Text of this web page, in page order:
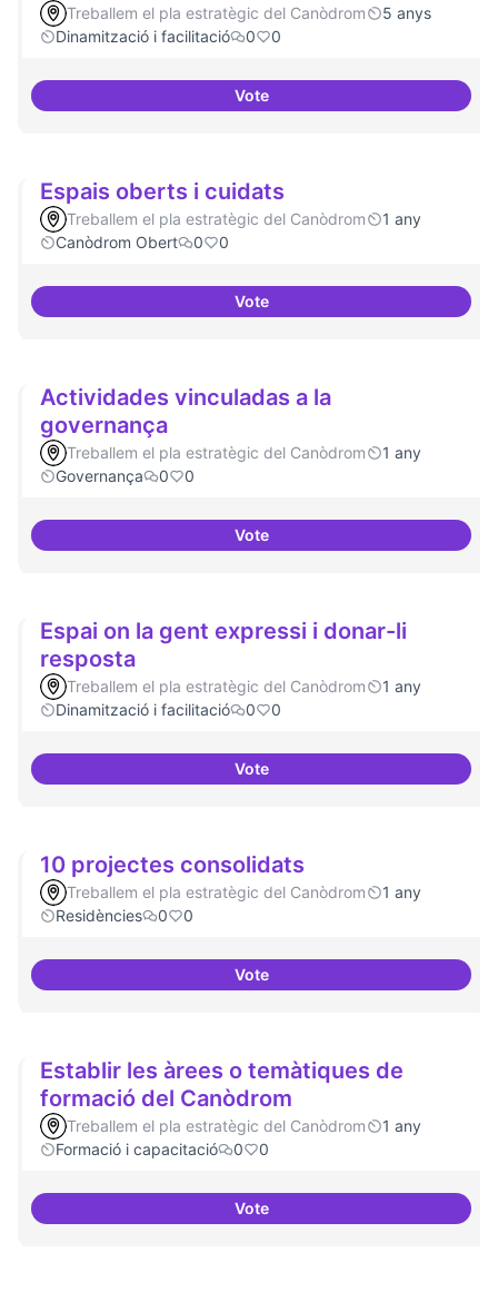
Treballem el pla estratègic del Canòdrom
5 anys
Dinamització i facilitació
0 0
VoteMoviment Activista Digital
Espais oberts i cuidats
Treballem el pla estratègic del Canòdrom
1 any
Canòdrom Obert
0 0
VoteEspais oberts i cuidats
Actividades vinculadas a la
governança
Treballem el pla estratègic del Canòdrom
1 any
Governança
0 0
VoteActividades vinculadas a la
Espai on la gent expressi i donar-li
resposta
Treballem el pla estratègic del Canòdrom
1 any
Dinamització i facilitació
0 0
VoteEspai on la gent expressi i
10 projectes consolidats
Treballem el pla estratègic del Canòdrom
1 any
Residències
0 0
Vote10 projectes consolidats
Establir les àrees o temàtiques de
formació del Canòdrom
Treballem el pla estratègic del Canòdrom
1 any
Formació i capacitació
0 0
VoteEstablir les àrees o temàtiques